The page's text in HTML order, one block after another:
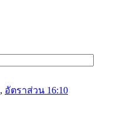
, อัตราส่วน 16:10